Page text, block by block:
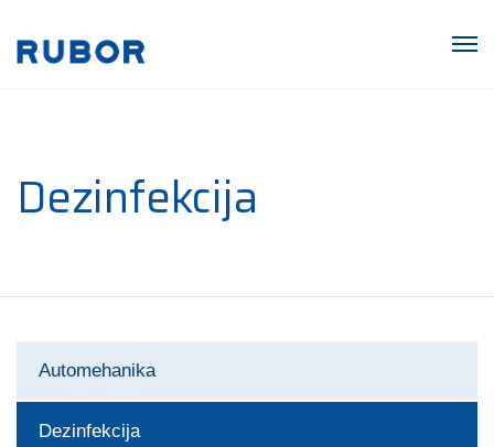
Dezinfekcija
Automehanika
Dezinfekcija